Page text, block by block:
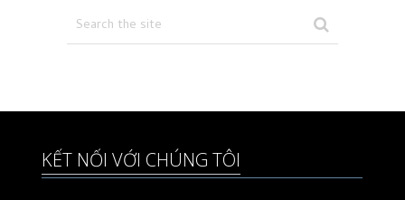
trang
KẾT NỐI VỚI CHÚNG TÔI